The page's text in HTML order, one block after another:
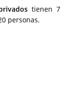
tienen 7
personas.